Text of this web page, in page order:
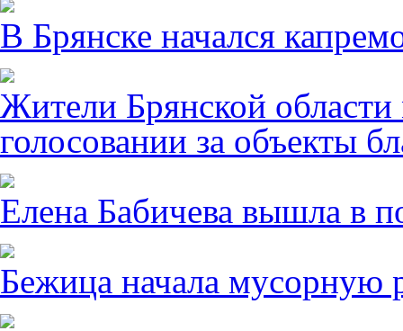
В Брянске начался
Жители Брянской области
голосовании за объекты
Елена Бабичева вышла в
Бежица начала мусорную